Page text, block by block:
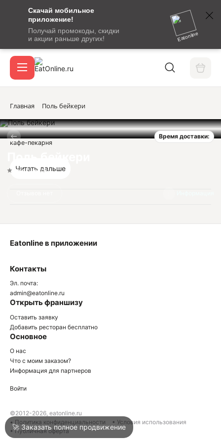
Скачай мобильное
приложение!
Получай промокоды, скидки
и акции раньше других!
Eatonline
сообщение
кодом
подтверждения
Вход / регистрация
Акции
Войти
Написать в техподдержку
Главная Поль бейкери
Время доставки:
Нет оценок
кафе-пекарня
Читать дальше
Контакты
Эл. почта:
admin@eatonline.ru
Открыть франшизу
Оставить заявку
Добавить ресторан бесплатно
Основное
О нас
Что с моим заказом?
Информация для партнеров
Eatonline в приложении
Войти
©2012-2026, eatonline.ru
• Политика конфиденциальности
• Условия использования
• Публичная оферта
🚀 Заказать полное продвижение